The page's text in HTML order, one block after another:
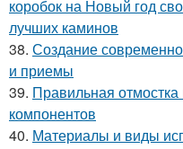
коробок на Новый год
лучших каминов
38. Создание
и приемы
39. Правильная
компонентов
40. Материалы и виды